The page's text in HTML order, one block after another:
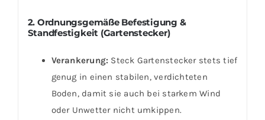
2. Ordnungsgemäße Befestigung &
Standfestigkeit (Gartenstecker)
Verankerung: Steck Gartenstecker stets tief
genug in einen stabilen, verdichteten
Boden, damit sie auch bei starkem Wind
oder Unwetter nicht umkippen.